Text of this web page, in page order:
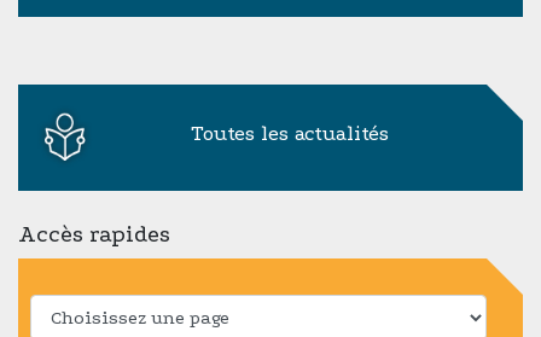
Toutes les actualités
Accès rapides